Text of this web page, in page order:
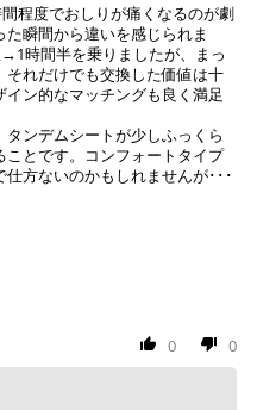
程度でおしりが痛くなるのが劇
瞬間から違いを感じられま
時間半を乗りましたが、まっ
れだけでも交換した価値は十
ン的なマッチングも良く満足
ンデムシートが少しふっくら
とです。コンフォートタイプ
方ないのかもしれませんが･･･
0 0